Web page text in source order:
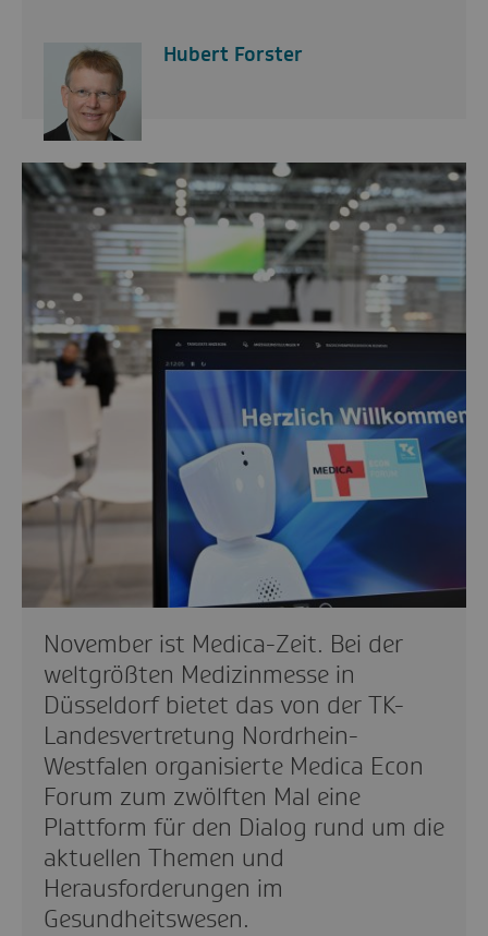
Hubert Forster
November ist Medica-Zeit. Bei der
weltgrößten Medizinmesse in
Düsseldorf bietet das von der TK-
Landesvertretung Nordrhein-
Westfalen organisierte Medica Econ
Forum zum zwölften Mal eine
Plattform für den Dialog rund um die
aktuellen Themen und
Herausforderungen im
Gesundheitswesen.